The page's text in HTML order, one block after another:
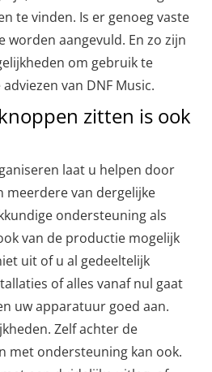
te vinden. Is er genoeg vaste
aangevuld. En zo zijn
om gebruik te
van DNF Music.
zitten is ook
laat u helpen door
meerdere van dergelijke
ondersteuning als
van de productie mogelijk
uit of u al gedeeltelijk
of alles vanaf nul gaat
uw apparatuur goed aan.
Zelf achter de
met ondersteuning kan ook.